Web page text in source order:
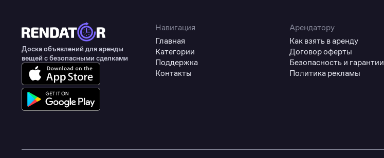
Товары для животных
Здоровье
Цифровые товары
Доска объявлений для аренды
вещей с безопасными сделками
Навигация
Главная
Категории
Поддержка
Контакты
Арендатору
Как взять в аренду
Договор оферты
Безопасность и гарантии
Политика рекламы